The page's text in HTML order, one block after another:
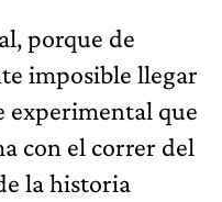
porque de
imposible llegar
experimental que
con el correr del
la historia